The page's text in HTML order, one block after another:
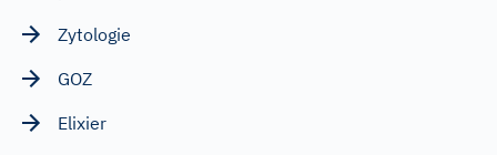
Zytologie
GOZ
Elixier